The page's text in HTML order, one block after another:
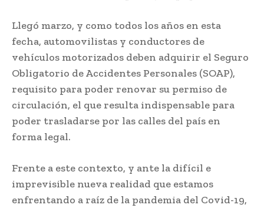
Llegó marzo, y como todos los años en esta
fecha, automovilistas y conductores de
vehículos motorizados deben adquirir el Seguro
Obligatorio de Accidentes Personales (SOAP),
requisito para poder renovar su permiso de
circulación, el que resulta indispensable para
poder trasladarse por las calles del país en
forma legal.
Frente a este contexto, y ante la difícil e
imprevisible nueva realidad que estamos
enfrentando a raíz de la pandemia del Covid-19,